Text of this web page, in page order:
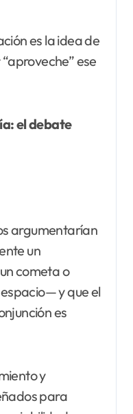
es la idea de
ese
el debate
argumentarían
un
cometa o
y que el
es
y
para